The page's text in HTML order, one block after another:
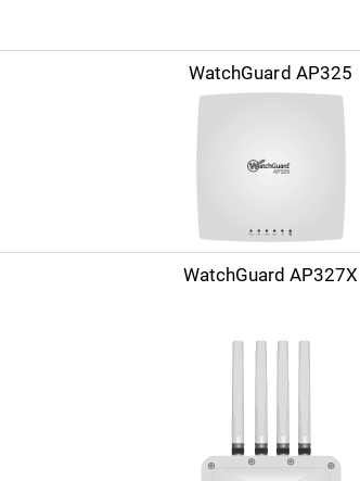
WatchGuard AP325
WatchGuard AP327X